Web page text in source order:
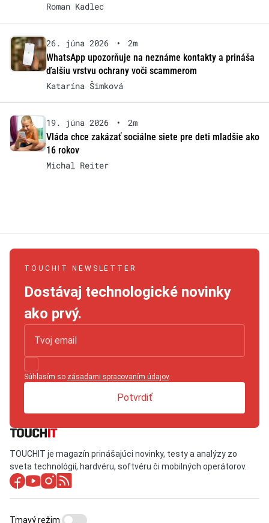
Roman Kadlec
26. júna 2026 •
2m
WhatsApp upozorňuje na neznáme kontakty a prináša
ďalšiu vrstvu ochrany voči scammerom
Katarína Šimková
19. júna 2026 •
2m
Vláda chce zakázať sociálne siete pre deti mladšie ako
16 rokov
Michal Reiter
TOUCHIT NEWSLETTER
Dostávaj technologické novinky
ako prvý.
Súhlasím so zásadami spracovaním údajov.
Potvrdiť
TOUCHIT je magazín prinášajúci novinky, testy a analýzy zo
sveta technológií, hardvéru, softvéru či mobilných operátorov.
Tmavý režim